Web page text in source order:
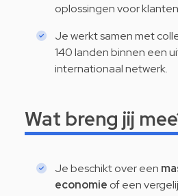
oplossingen voor
Je werkt samen met
140 landen binnen een
internationaal netwerk.
Wat breng jij
Je beschikt over een
economie of een